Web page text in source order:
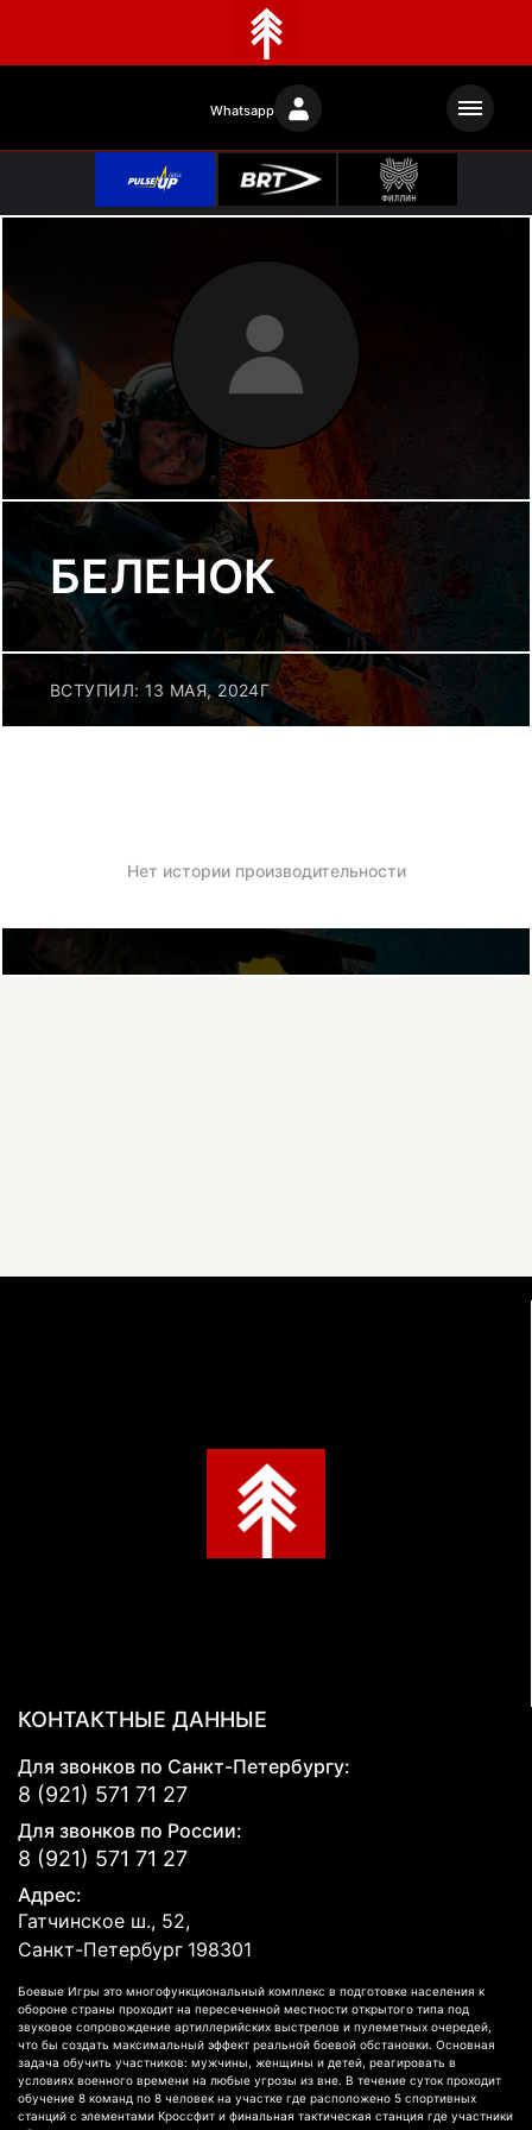
Whatsapp
БЕЛЕНОК
ВСТУПИЛ: 13 МАЯ, 2024Г
Нет истории производительности
КОНТАКТНЫЕ ДАННЫЕ
Для звонков по Санкт-Петербургу:
8 (921) 571 71 27
Для звонков по России:
8 (921) 571 71 27
Адрес:
Гатчинское ш., 52,
Санкт-Петербург 198301
Боевые Игры это многофункциональный комплекс в подготовке населения к
обороне страны проходит на пересеченной местности открытого типа под
звуковое сопровождение артиллерийских выстрелов и пулеметных очередей,
что бы создать максимальный эффект реальной боевой обстановки. Основная
задача обучить участников: мужчины, женщины и детей, реагировать в
условиях военного времени на любые угрозы из вне. В течение суток проходит
обучение 8 команд по 8 человек на участке где расположено 5 спортивных
станций с элементами Кроссфит и финальная тактическая станция где участники